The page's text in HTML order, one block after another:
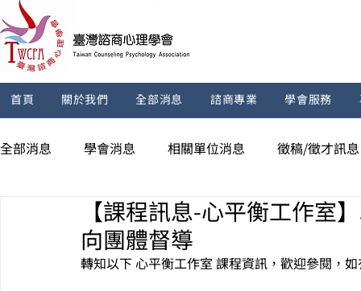
首頁 關於我們 全部消息 諮商專業 學會服務
全部消息 學會消息 相關單位消息 徵稿/徵才訊息
【課程訊息-心平衡工作室
向團體督導
轉知以下 心平衡工作室 課程資訊，歡迎參閱，